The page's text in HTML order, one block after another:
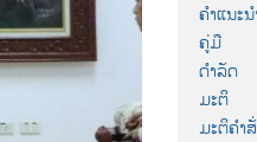
ຄຳແນະນ
ຄູ່ມື
ດຳລັດ
ມະຕິ
ມະຕິຄຳ